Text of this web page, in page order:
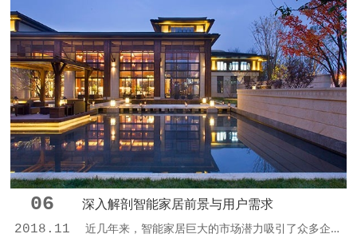
06
2018.11
深入解剖智能家居前景与用户需求
近几年来，智能家居巨大的市场潜力吸引了众多企业纷纷踏至而来，为能够抢占这块蛋糕做着充分的准备。然而，看似已经迈上大好之路的智能家居，却没有产生厂商所期待的那种效果。随着市场普及的不断扩大，智能家居也将会迎来低价时代，这其中离不开房地产商的推助以及物联网技术的发展。 智能家居前景分析 智能家居一直以来留给大家的印象，多半也就是高科技、方便，什么远程、实时、定时控制，再有灯光控制、窗帘...